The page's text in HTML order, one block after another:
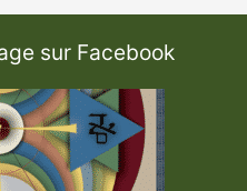
sur Facebook